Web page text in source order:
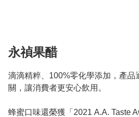
永禎果醋
滴滴精粹、100%零化學添加，產品
關，讓消費者更安心飲用。
蜂蜜口味還榮獲「2021 A.A. Taste